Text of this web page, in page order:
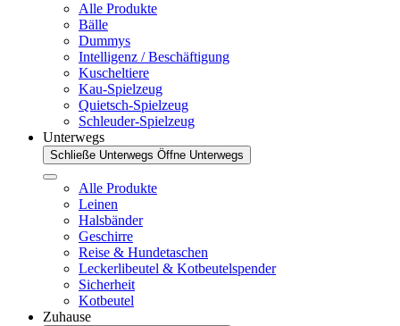
Alle Produkte
Bälle
Dummys
Intelligenz / Beschäftigung
Kuscheltiere
Kau-Spielzeug
Quietsch-Spielzeug
Schleuder-Spielzeug
Unterwegs
Schließe Unterwegs Öffne Unterwegs
Alle Produkte
Leinen
Halsbänder
Geschirre
Reise & Hundetaschen
Leckerlibeutel & Kotbeutelspender
Sicherheit
Kotbeutel
Zuhause